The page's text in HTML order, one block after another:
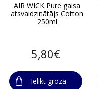
AIR WICK Pure gaisa
atsvaidzinātājs Cotton
250ml
5,80€
Ielikt grozā